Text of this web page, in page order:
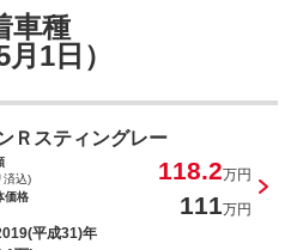
コット Ｇ ＳＡＩＩＩ
車種
1日）
Ｒスティングレー
済込)
118.2万円
価格
111万円
平成31)年